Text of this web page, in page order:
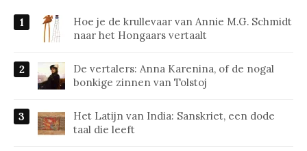
Hoe je de krullevaar van Annie M.G. Schmidt
naar het Hongaars vertaalt
De vertalers: Anna Karenina, of de nogal
bonkige zinnen van Tolstoj
Het Latijn van India: Sanskriet, een dode
taal die leeft